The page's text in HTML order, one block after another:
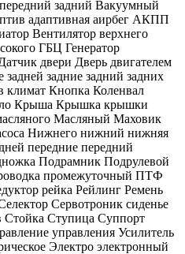
передний задний Вакуумный
адаптивная аирбег АКПП
Вентилятор верхнего
ГБЦ Генератор
двери Дверь двигателем
задние задний задних
климат Кнопка Коленвал
Крыша Крышка крышки
Масляный Маховик
Нижнего нижний нижняя
передние передний
Подрамник Подрулевой
промежуточный ПТФ
рейка Рейлинг Ремень
Сервотроник сиденье
Стойка Ступица Суппорт
управления Усилитель
Электро электронный